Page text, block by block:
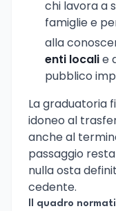
chi lavora a
famiglie e
alla
enti localie
pubblico
La graduatoria
idoneo al
anche al
passaggio
nulla osta
cedente.
Il quadro